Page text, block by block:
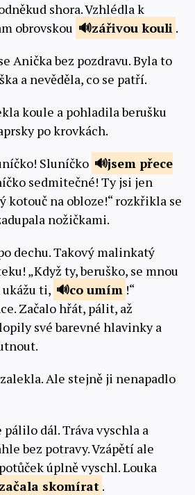
shora. Vzhlédla k
obrovskou
zářivou kouli .
Anička bez pozdravu. Byla to
a nevěděla, co se patří.
koule a pohladila berušku
po krovkách.
Sluníčko
jsem přece
sedmitečné! Ty jsi jen
kotouč na obloze!“ rozkřikla se
nožičkami.
dechu. Takový malinkatý
„Když ty, beruško, se mnou
ti,
co umím !“
Začalo hřát, pálit, až
své barevné hlavinky a
Ale stejně ji nenapadlo
dál. Tráva vyschla a
bez potravy. Vzápětí ale
úplně vyschl. Louka
začala skomírat .